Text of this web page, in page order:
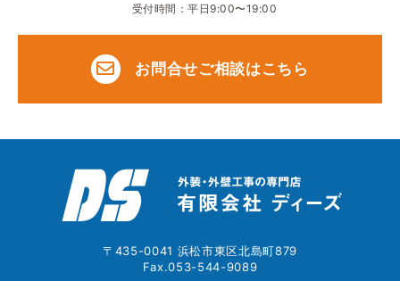
受付時間：平日9:00〜19:00
お問合せご相談はこちら
〒435-0041 浜松市東区北島町879
Fax.053-544-9089